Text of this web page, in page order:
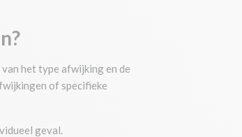
het type afwijking en de
of specifieke
geval.